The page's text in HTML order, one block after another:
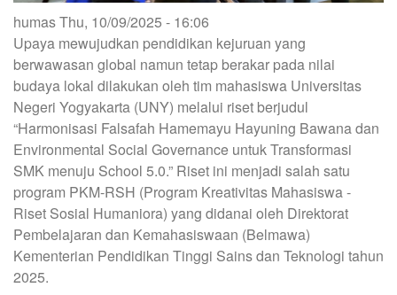
humasThu, 10/09/2025 - 16:06
Upaya mewujudkan pendidikan kejuruan yang
berwawasan global namun tetap berakar pada nilai
budaya lokal dilakukan oleh tim mahasiswa Universitas
Negeri Yogyakarta (UNY) melalui riset berjudul
“Harmonisasi Falsafah Hamemayu Hayuning Bawana dan
Environmental Social Governance untuk Transformasi
SMK menuju School 5.0.” Riset ini menjadi salah satu
program PKM-RSH (Program Kreativitas Mahasiswa -
Riset Sosial Humaniora) yang didanai oleh Direktorat
Pembelajaran dan Kemahasiswaan (Belmawa)
Kementerian Pendidikan Tinggi Sains dan Teknologi tahun
2025.